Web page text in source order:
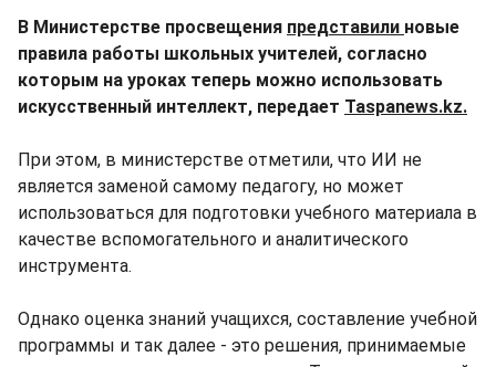
В Министерстве просвещения представили новые
правила работы школьных учителей, согласно
которым на уроках теперь можно использовать
искусственный интеллект, передает Taspanews.kz.
При этом, в министерстве отметили, что ИИ не
является заменой самому педагогу, но может
использоваться для подготовки учебного материала в
качестве вспомогательного и аналитического
инструмента.
Однако оценка знаний учащихся, составление учебной
программы и так далее - это решения, принимаемые